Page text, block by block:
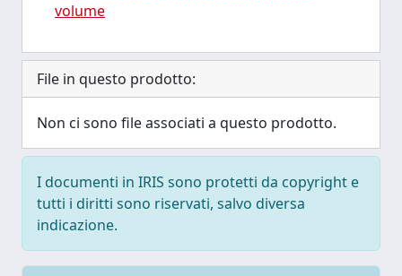
volume
File in questo prodotto:
Non ci sono file associati a questo prodotto.
I documenti in IRIS sono protetti da copyright e
tutti i diritti sono riservati, salvo diversa
indicazione.